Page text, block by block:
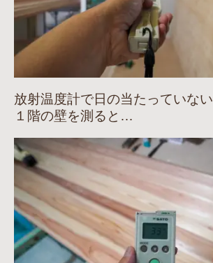
放射温度計で日の当たっていない
１階の壁を測ると…